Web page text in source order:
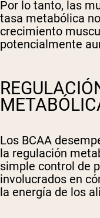
Por lo tanto, las
tasa metabólica
crecimiento
potencialmente
Los BCAA
la regulación
simple control de
involucrados en
la energía de los